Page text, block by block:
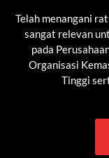
Telah menangani
sangat relevan
pada
Organisasi
Tinggi